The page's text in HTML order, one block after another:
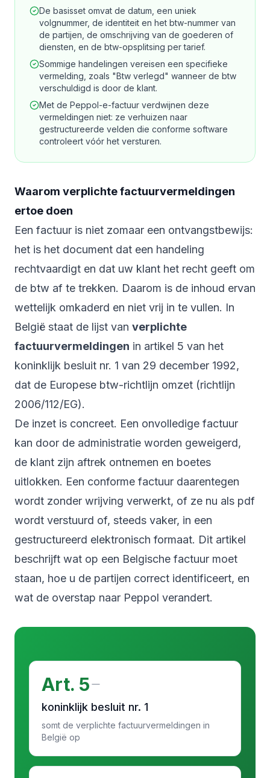
De basisset omvat de datum, een uniek
volgnummer, de identiteit en het btw-nummer van
de partijen, de omschrijving van de goederen of
diensten, en de btw-opsplitsing per tarief.
Sommige handelingen vereisen een specifieke
vermelding, zoals "Btw verlegd" wanneer de btw
verschuldigd is door de klant.
Met de Peppol-e-factuur verdwijnen deze
vermeldingen niet: ze verhuizen naar
gestructureerde velden die conforme software
controleert vóór het versturen.
Waarom verplichte factuurvermeldingen
ertoe doen
Een factuur is niet zomaar een ontvangstbewijs:
het is het document dat een handeling
rechtvaardigt en dat uw klant het recht geeft om
de btw af te trekken. Daarom is de inhoud ervan
wettelijk omkaderd en niet vrij in te vullen. In
België staat de lijst van verplichte
factuurvermeldingen in artikel 5 van het
koninklijk besluit nr. 1 van 29 december 1992,
dat de Europese btw-richtlijn omzet (richtlijn
2006/112/EG).
De inzet is concreet. Een onvolledige factuur
kan door de administratie worden geweigerd,
de klant zijn aftrek ontnemen en boetes
uitlokken. Een conforme factuur daarentegen
wordt zonder wrijving verwerkt, of ze nu als pdf
wordt verstuurd of, steeds vaker, in een
gestructureerd elektronisch formaat. Dit artikel
beschrijft wat op een Belgische factuur moet
staan, hoe u de partijen correct identificeert, en
wat de overstap naar Peppol verandert.
Art. 5
koninklijk besluit nr. 1
somt de verplichte factuurvermeldingen in
België op